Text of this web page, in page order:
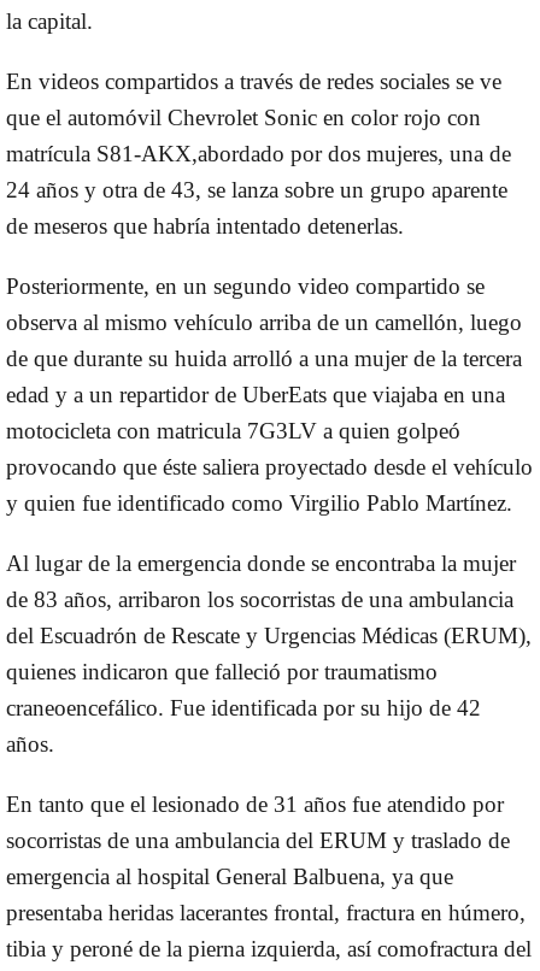
la capital.
En videos compartidos a través de redes sociales se ve
que el automóvil Chevrolet Sonic en color rojo con
matrícula S81-AKX,abordado pordos mujeres, una de
24 años y otra de 43, se lanza sobre un grupo aparente
de meseros que habría intentado detenerlas.
Posteriormente, en un segundo video compartido se
observa al mismo vehículo arriba de un camellón, luego
de que durante su huida arrolló a una mujer de la tercera
edad y a un repartidor de UberEats que viajaba en una
motocicleta con matricula 7G3LV a quien golpeó
provocando que éste saliera proyectado desde el vehículo
y quien fue identificado como Virgilio Pablo Martínez.
Al lugar de la emergencia donde se encontraba la mujer
de 83 años, arribaron los socorristas de una ambulancia
del Escuadrón de Rescate y Urgencias Médicas (ERUM),
quienes indicaron que falleció por traumatismo
craneoencefálico. Fue identificada por su hijo de 42
años.
En tanto que el lesionado de 31 años fue atendido por
socorristas de una ambulancia del ERUM y traslado de
emergencia al hospital General Balbuena, ya que
presentaba heridas lacerantes frontal, fractura en húmero,
tibia y peroné de la pierna izquierda, así comofractura del